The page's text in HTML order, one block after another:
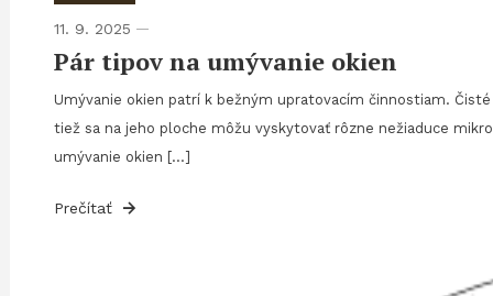
11. 9. 2025
Pár tipov na umývanie okien
Umývanie okien patrí k bežným upratovacím činnostiam.
tiež sa na jeho ploche môžu vyskytovať rôzne nežiaduce
umývanie okien […]
Prečítať